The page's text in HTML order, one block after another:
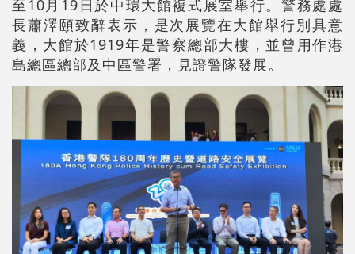
至10月19日於中環大館複式展室舉行。警務處處
長蕭澤頤致辭表示，是次展覽在大館舉行別具意
義，大館於1919年是警察總部大樓，並曾用作港
島總區總部及中區警署，見證警隊發展。